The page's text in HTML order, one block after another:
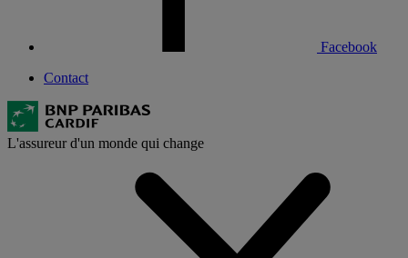
Facebook
Contact
L'assureur d'un monde qui change